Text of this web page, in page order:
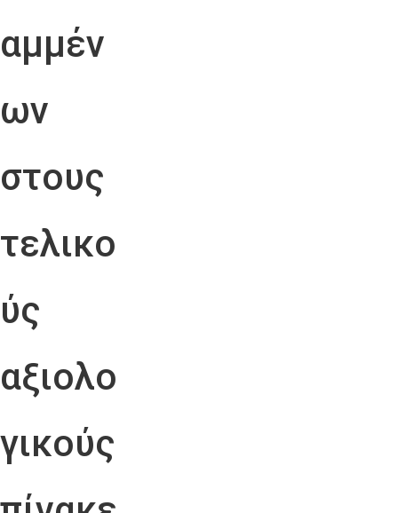
αμμέν
ων
στους
τελικο
ύς
αξιολο
γικούς